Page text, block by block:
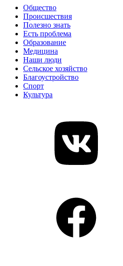
Общество
Происшествия
Полезно знать
Есть проблема
Образование
Медицина
Наши люди
Сельское хозяйство
Благоустройство
Спорт
Культура